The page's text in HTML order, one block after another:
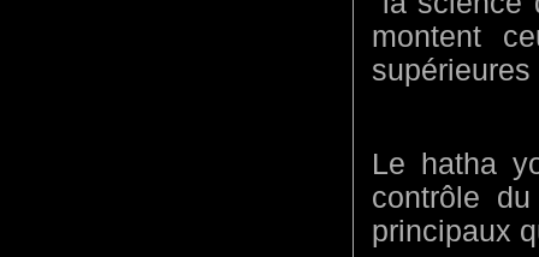
montent
Le hatha
contrôle
principaux